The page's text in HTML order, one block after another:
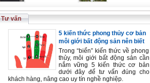
Tư vấn
5 kiến thức phong thủy cơ bản
môi giới bất động sản nên biết
Trong “biển” kiến thức về phong
thủy, môi giới bất động sản cần
nắm vững 5 kiến thức cơ bản
dưới đây để tư vấn đúng cho
khách hàng, nâng cao uy tín nghề nghiệp.